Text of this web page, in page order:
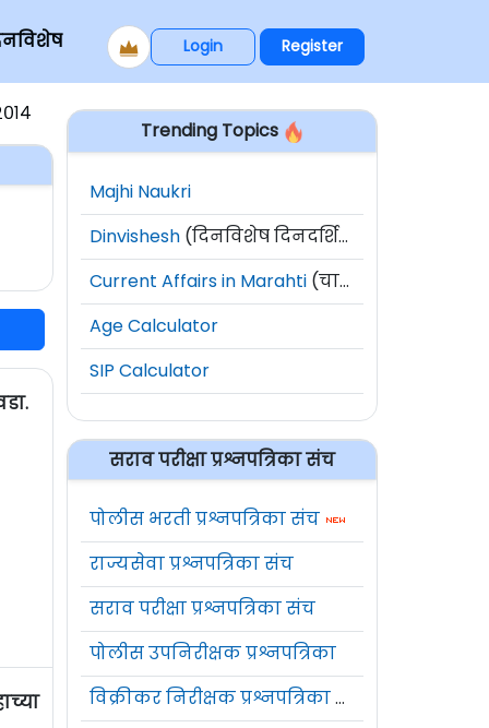
Login Register
Trending Topics
Majhi Naukri
Dinvishesh (दिनविशेष दिनदर्शिका)
Current Affairs in Marahti (चालू घडामोडी)
Age Calculator
SIP Calculator
सराव परीक्षा प्रश्नपत्रिका संच
पोलीस भरती प्रश्नपत्रिका संच
राज्यसेवा प्रश्नपत्रिका संच
सराव परीक्षा प्रश्नपत्रिका संच
पोलीस उपनिरीक्षक प्रश्नपत्रिका
विक्रीकर निरीक्षक प्रश्नपत्रिका संच